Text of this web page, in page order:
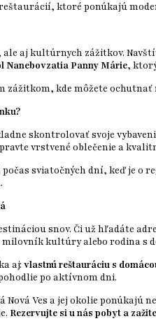
ktoré ponúkajú
ale aj kultúrnych zážitkov.
Panny Márie,
zážitkom, kde môžete
skontrolovať svoje
vrstvené oblečenie a
sviatočných dní, keď je
snov. Či už hľadáte
kultúry alebo rodina s
aj: vlastnú reštauráciu s
po aktívnom dni.
Nová Ves a jej okolie
Rezervujte si u nás pobyt a